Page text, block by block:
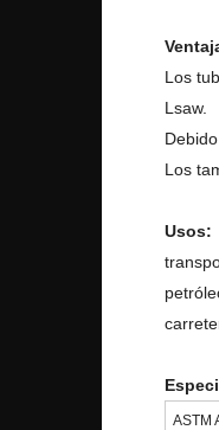
Los
Lsaw.
Los
Usos:
ASTM